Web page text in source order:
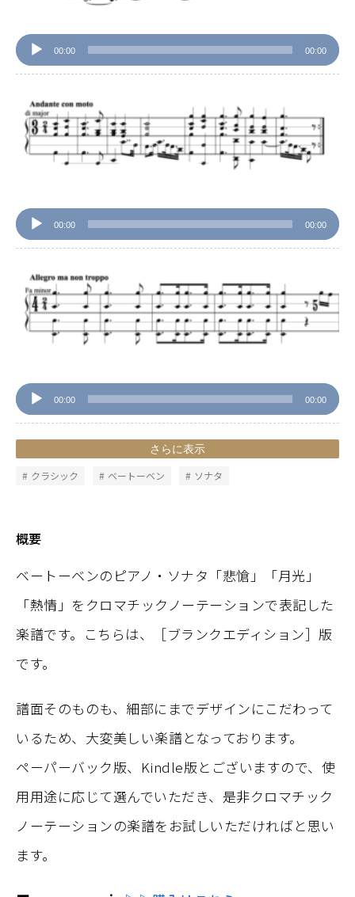
00:00 00:00
プ
レ
ー
ヤ
ー
00:00 00:00
プ
レ
ー
ヤ
ー
00:00 00:00
さらに表示
クラシック ベートーベン ソナタ
概要
ベートーベンのピアノ・ソナタ「悲愴」「月光」
「熱情」をクロマチックノーテーションで表記した
楽譜です。こちらは、［ブランクエディション］版
です。
譜面そのものも、細部にまでデザインにこだわって
いるため、大変美しい楽譜となっております。
ペーパーバック版、Kindle版とございますので、使
用用途に応じて選んでいただき、是非クロマチック
ノーテーションの楽譜をお試しいただければと思い
ます。